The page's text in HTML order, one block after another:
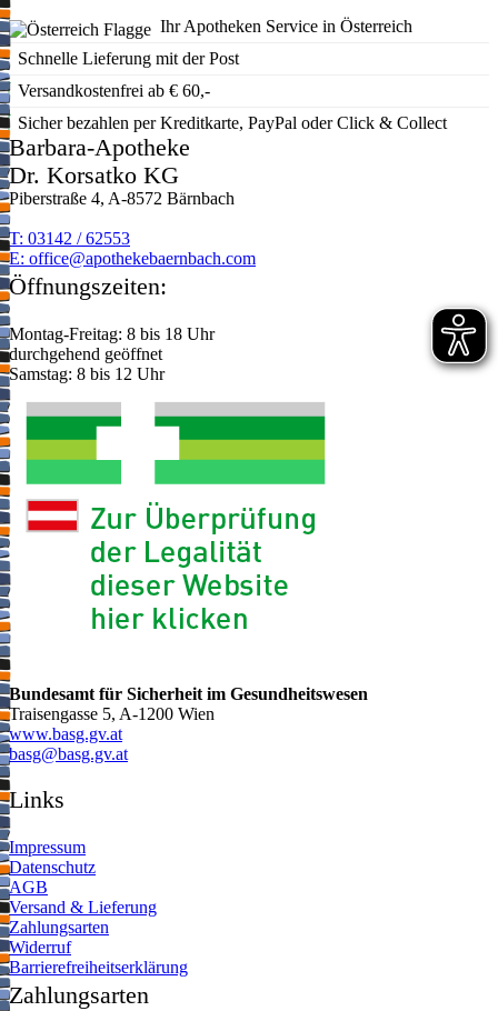
Ihr Apotheken Service in Österreich
Schnelle Lieferung mit der Post
Versandkostenfrei ab € 60,-
Sicher bezahlen per Kreditkarte, PayPal oder Click & Collect
Barbara-Apotheke
Dr. Korsatko KG
Piberstraße 4, A-8572 Bärnbach
T: 03142 / 62553
E: moc.hcabnreabekehtopa@eciffo
Öffnungszeiten:
Montag-Freitag: 8 bis 18 Uhr
durchgehend geöffnet
Samstag: 8 bis 12 Uhr
Bundesamt für Sicherheit im Gesundheitswesen
Traisengasse 5, A-1200 Wien
www.basg.gv.at
ta.vg.gsab@gsab
Links
Impressum
Datenschutz
AGB
Versand & Lieferung
Zahlungsarten
Widerruf
Barrierefreiheitserklärung
Zahlungsarten